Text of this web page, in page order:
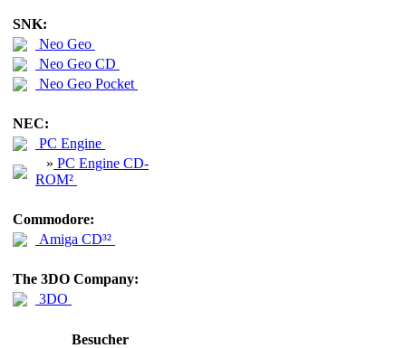
SNK:
Neo Geo
Neo Geo CD
Neo Geo Pocket
NEC:
PC Engine
» PC Engine CD-
ROM²
Commodore:
Amiga CD³²
The 3DO Company:
3DO
Besucher